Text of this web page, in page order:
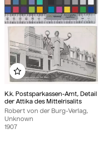
K.k. Postsparkassen-Amt, Detail
der Attika des Mittelrisalits
Robert von der Burg-Verlag,
Unknown
1907
Add to my album